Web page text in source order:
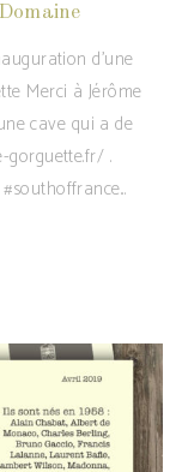
d'une
Merci à Jérôme
cave qui a de
gorguette.fr/ .